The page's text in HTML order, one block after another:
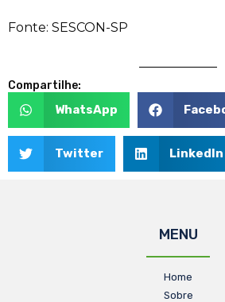
Fonte: SESCON-SP
Compartilhe:
WhatsApp
Twitter LinkedIn
MENU
Home
Sobre